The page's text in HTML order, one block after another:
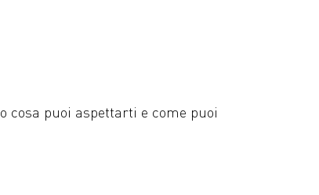
cosa puoi aspettarti e come puoi